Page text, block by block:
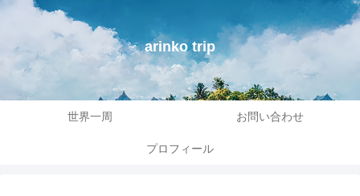
arinko trip
世界一周 お問い合わせ
プロフィール